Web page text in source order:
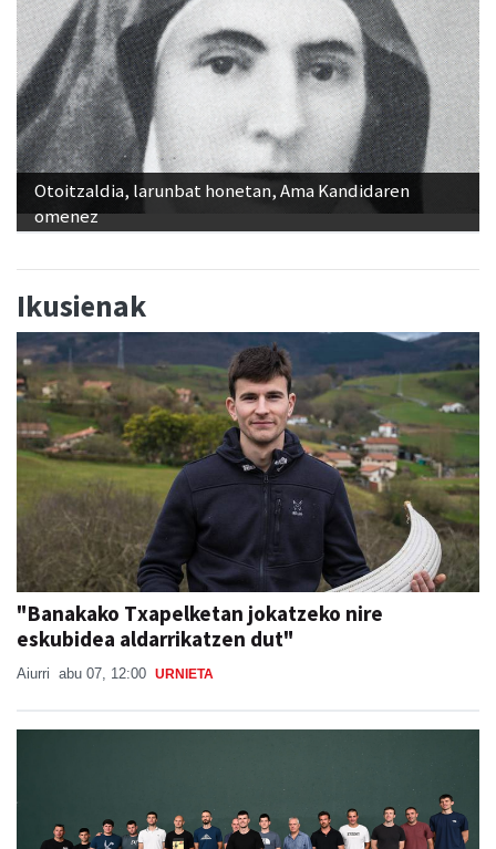
Otoitzaldia, larunbat honetan, Ama Kandidaren
omenez
Ikusienak
"Banakako Txapelketan jokatzeko nire
eskubidea aldarrikatzen dut"
Aiurri abu 07, 12:00 URNIETA